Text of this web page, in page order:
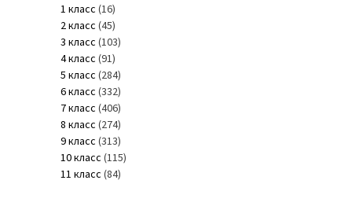
1 класс (16)
2 класс (45)
3 класс (103)
4 класс (91)
5 класс (284)
6 класс (332)
7 класс (406)
8 класс (274)
9 класс (313)
10 класс (115)
11 класс (84)